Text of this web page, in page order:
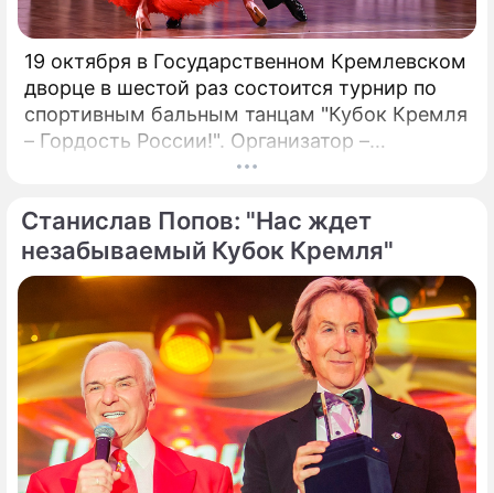
19 октября в Государственном Кремлевском
дворце в шестой раз состоится турнир по
спортивным бальным танцам "Кубок Кремля
– Гордость России!". Организатор –
президент Российского танцевального
народный артист России Станислав Попов.
Станислав Попов: "Нас ждет
незабываемый Кубок Кремля"